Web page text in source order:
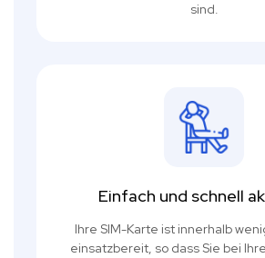
sind.
Einfach und schnell
Ihre SIM-Karte ist innerhalb
einsatzbereit, so dass Sie bei